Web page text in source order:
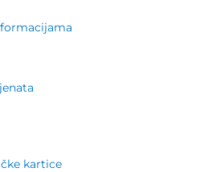
kartice